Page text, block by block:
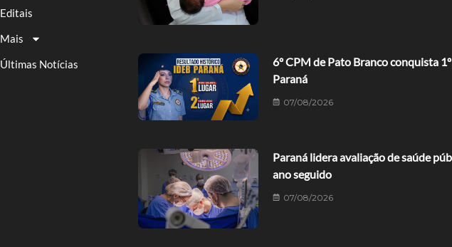
Editais
Mais
Últimas Notícias
6º CPM de Pato Branco conquista
Paraná
07/08/2026
Paraná lidera avaliação de saúde
ano seguido
07/08/2026